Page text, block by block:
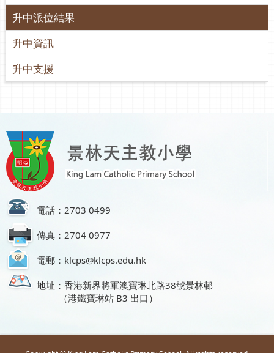
升中派位結果
升中資訊
升中支援
電話：2703 0499
傳真：2704 0977
電郵：klcps@klcps.edu.hk
地址：香港新界將軍澳寶琳北路38號景林邨
（港鐵寶琳站 B3 出口）